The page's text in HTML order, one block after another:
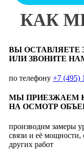
КАК
ВЫ ОСТАВЛЯЕТЕ
ИЛИ ЗВОНИТЕ
по телефону +7 (495)
МЫ ПРИЕЗЖАЕМ
НА ОСМОТР
производим замеры
связи и её мощности,
других работ